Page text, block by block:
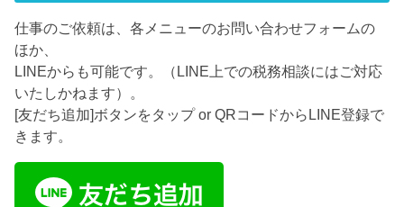
仕事のご依頼は、各メニューのお問い合わせフォームの
ほか、
LINEからも可能です。（LINE上での税務相談にはご対応
いたしかねます）。
[友だち追加]ボタンをタップ or QRコードからLINE登録で
きます。